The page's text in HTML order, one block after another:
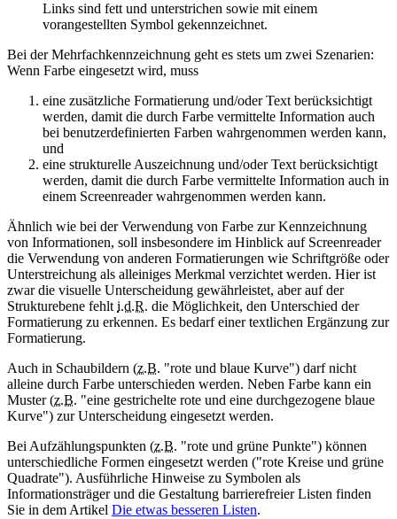
Links sind fett und unterstrichen sowie mit einem
vorangestellten Symbol gekennzeichnet.
Bei der Mehrfachkennzeichnung geht es stets um zwei Szenarien:
Wenn Farbe eingesetzt wird, muss
eine zusätzliche Formatierung und/oder Text berücksichtigt
werden, damit die durch Farbe vermittelte Information auch
bei benutzerdefinierten Farben wahrgenommen werden kann,
und
eine strukturelle Auszeichnung und/oder Text berücksichtigt
werden, damit die durch Farbe vermittelte Information auch in
einem Screenreader wahrgenommen werden kann.
Ähnlich wie bei der Verwendung von Farbe zur Kennzeichnung
von Informationen, soll insbesondere im Hinblick auf Screenreader
die Verwendung von anderen Formatierungen wie Schriftgröße oder
Unterstreichung als alleiniges Merkmal verzichtet werden. Hier ist
zwar die visuelle Unterscheidung gewährleistet, aber auf der
Strukturebene fehlt i.d.R. die Möglichkeit, den Unterschied der
Formatierung zu erkennen. Es bedarf einer textlichen Ergänzung zur
Formatierung.
Auch in Schaubildern (z.B. "rote und blaue Kurve") darf nicht
alleine durch Farbe unterschieden werden. Neben Farbe kann ein
Muster (z.B. "eine gestrichelte rote und eine durchgezogene blaue
Kurve") zur Unterscheidung eingesetzt werden.
Bei Aufzählungspunkten (z.B. "rote und grüne Punkte") können
unterschiedliche Formen eingesetzt werden ("rote Kreise und grüne
Quadrate"). Ausführliche Hinweise zu Symbolen als
Informationsträger und die Gestaltung barrierefreier Listen finden
Sie in dem Artikel Die etwas besseren Listen.